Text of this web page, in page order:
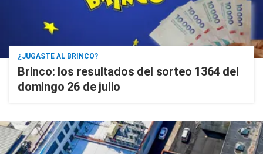
¿JUGASTE AL BRINCO?
Brinco: los resultados del sorteo 1364 del
domingo 26 de julio